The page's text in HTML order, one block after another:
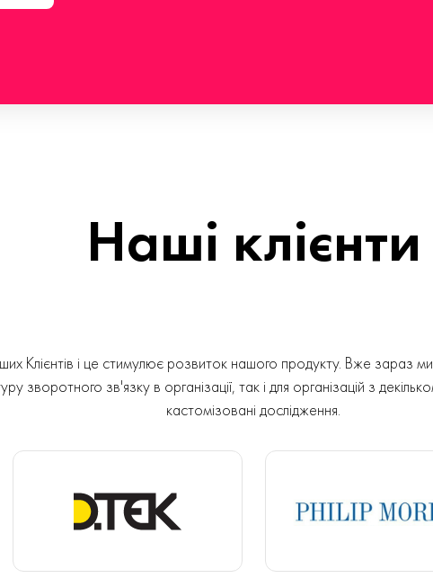
Наші клієнти
Клієнтів і це стимулює розвиток нашого продукту. Вже зараз ми
зворотного зв'язку в організації, так і для організацій з
кастомізовані дослідження.